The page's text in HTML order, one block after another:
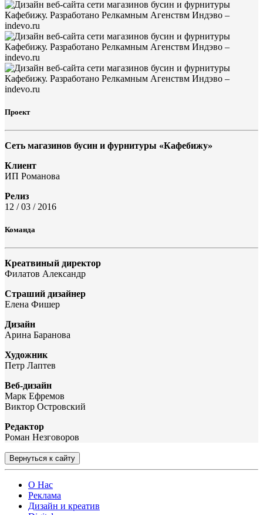
Проект
Сеть магазинов бусин и фурнитуры «Кафебижу»
Клиент
ИП Романова
Релиз
12 / 03 / 2016
Команда
Креатвиный директор
Филатов Александр
Страший дизайнер
Елена Фишер
Дизайн
Арина Баранова
Художник
Петр Лаптев
Веб-дизайн
Марк Ефремов
Виктор Островский
Редактор
Роман Незговоров
Вернуться к сайту
О Нас
Реклама
Дизайн и креатив